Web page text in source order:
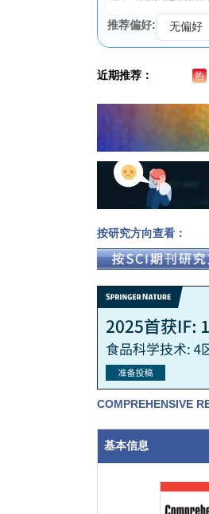
推荐偏好:
近期推荐： 热
按研究方向查看：
COMPREHENSIVE
基本信息